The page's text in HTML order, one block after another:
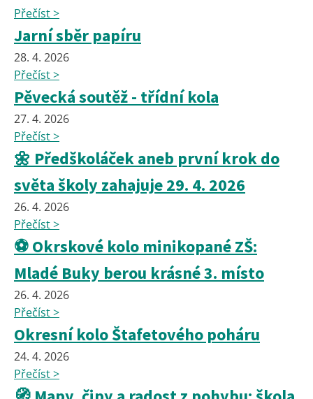
Přečíst >
Jarní sběr papíru
28. 4. 2026
Přečíst >
Pěvecká soutěž - třídní kola
27. 4. 2026
Přečíst >
🌼 Předškoláček aneb první krok do
světa školy zahajuje 29. 4. 2026
26. 4. 2026
Přečíst >
⚽ Okrskové kolo minikopané ZŠ:
Mladé Buky berou krásné 3. místo
26. 4. 2026
Přečíst >
Okresní kolo Štafetového poháru
24. 4. 2026
Přečíst >